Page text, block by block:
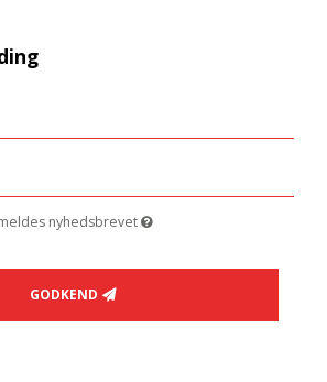
nyhedsbrevet
GODKEND